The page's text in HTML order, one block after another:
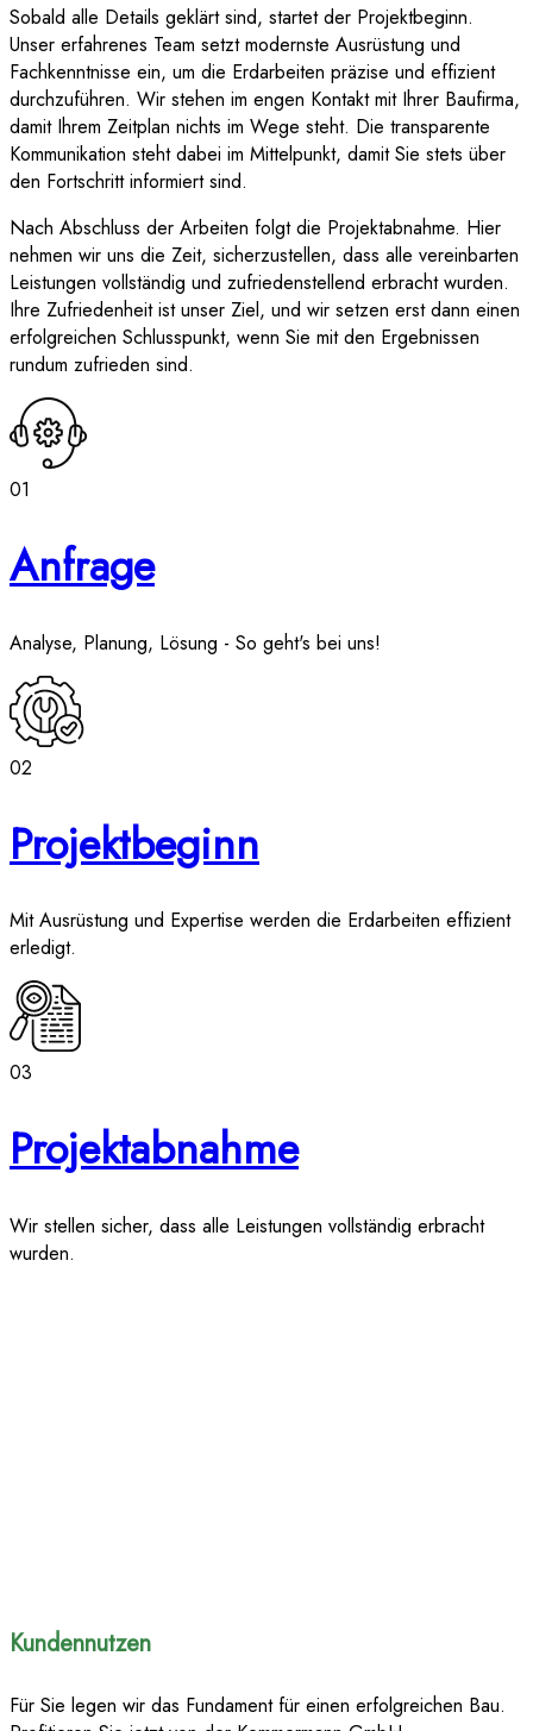
Sobald alle Details geklärt sind, startet der Projektbeginn.
Unser erfahrenes Team setzt modernste Ausrüstung und
Fachkenntnisse ein, um die Erdarbeiten präzise und effizient
durchzuführen. Wir stehen im engen Kontakt mit Ihrer Baufirma,
damit Ihrem Zeitplan nichts im Wege steht. Die transparente
Kommunikation steht dabei im Mittelpunkt, damit Sie stets über
den Fortschritt informiert sind.
Nach Abschluss der Arbeiten folgt die Projektabnahme. Hier
nehmen wir uns die Zeit, sicherzustellen, dass alle vereinbarten
Leistungen vollständig und zufriedenstellend erbracht wurden.
Ihre Zufriedenheit ist unser Ziel, und wir setzen erst dann einen
erfolgreichen Schlusspunkt, wenn Sie mit den Ergebnissen
rundum zufrieden sind.
01
Anfrage
Analyse, Planung, Lösung - So geht's bei uns!
02
Projektbeginn
Mit Ausrüstung und Expertise werden die Erdarbeiten effizient
erledigt.
03
Projektabnahme
Wir stellen sicher, dass alle Leistungen vollständig erbracht
wurden.
Kundennutzen
Für Sie legen wir das Fundament für einen erfolgreichen Bau.